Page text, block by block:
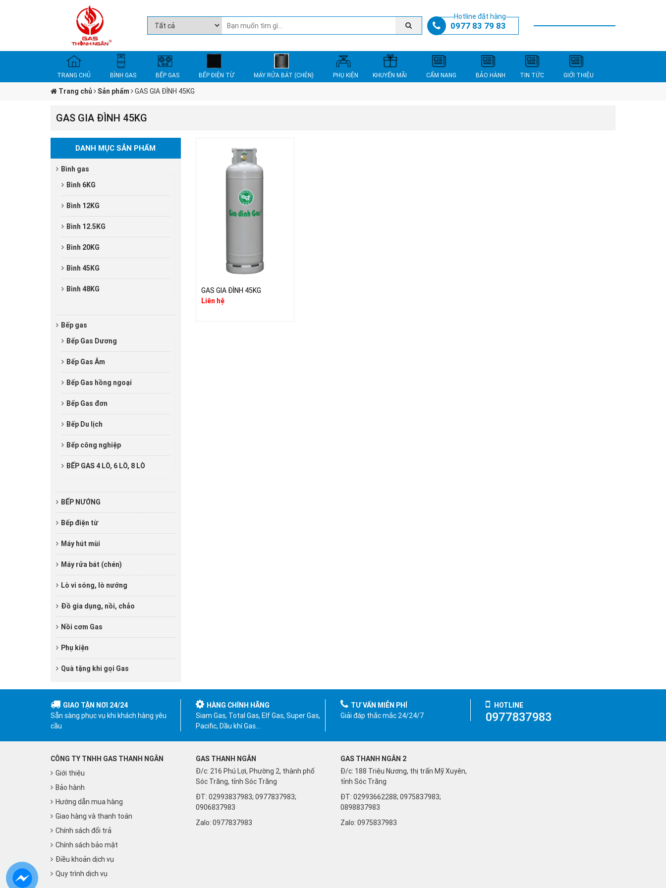
Hotline đặt hàng
0977 83 79 83
TRANG CHỦ BÌNH GAS BẾP GAS BẾP ĐIỆN TỪ MÁY RỬA BÁT (CHÉN) PHỤ KIỆN KHUYẾN MÃI CẨM NANG BẢO HÀNH TIN TỨC GIỚI THIỆU
Trang chủ Sản phẩm GAS GIA ĐÌNH 45KG
GAS GIA ĐÌNH 45KG
GAS GIA ĐÌNH 45KG
Liên hệ
DANH MỤC SẢN PHẨM
Bình gas
Bình 6KG
Bình 12KG
Bình 12.5KG
Bình 20KG
Bình 45KG
Bình 48KG
Bếp gas
Bếp Gas Dương
Bếp Gas Âm
Bếp Gas hồng ngoại
Bếp Gas đơn
Bếp Du lịch
Bếp công nghiệp
BẾP GAS 4 LÒ, 6 LÒ, 8 LÒ
BẾP NƯỚNG
Bếp điện từ
Máy hút mùi
Máy rửa bát (chén)
Lò vi sóng, lò nướng
Đồ gia dụng, nồi, chảo
Nồi cơm Gas
Phụ kiện
Quà tặng khi gọi Gas
GIAO TẬN NƠI 24/24
Sẵn sàng phục vụ khi khách hàng yêu
cầu
HÀNG CHÍNH HÃNG
Siam Gas, Total Gas, Elf Gas, Super Gas,
Pacific, Dầu khí Gas…
TƯ VẤN MIỄN PHÍ
Giải đáp thắc mắc 24/24/7
HOTLINE
0977837983
CÔNG TY TNHH GAS THANH NGÂN
Giới thiệu
Bảo hành
Hướng dẫn mua hàng
Giao hàng và thanh toán
Chính sách đổi trả
Chính sách bảo mật
Điều khoản dịch vụ
Quy trình dịch vụ
GAS THANH NGÂN
Đ/c: 216 Phú Lợi, Phường 2, thành phố
Sóc Trăng, tỉnh Sóc Trăng
ĐT: 02993837983; 0977837983;
0906837983
Zalo: 0977837983
GAS THANH NGÂN 2
Đ/c: 188 Triệu Nương, thị trấn Mỹ Xuyên,
tỉnh Sóc Trăng
ĐT: 02993662288; 0975837983;
0898837983
Zalo: 0975837983